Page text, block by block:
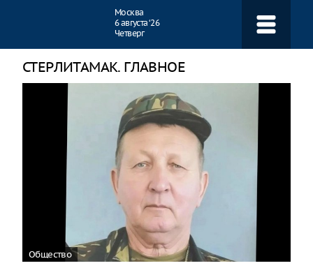
Москва
6 августа ‘26
Четверг
СТЕРЛИТАМАК. ГЛАВНОЕ
Общество